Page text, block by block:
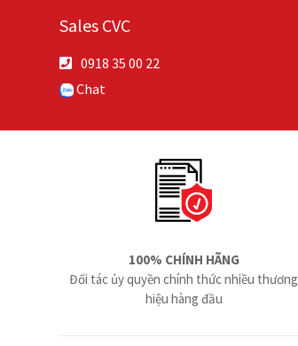
Sales CVC
0918 35 00 22
Chat
100% CHÍNH HÃNG
Đối tác ủy quyền chính thức nhiều thương
hiệu hàng đầu